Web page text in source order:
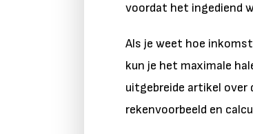
voordat het ingediend
Als je weet hoe
kun je het maximale
uitgebreide artikel over
rekenvoorbeeld en